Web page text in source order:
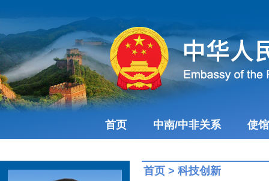
首页 中南/中非关系 使
首页 > 科技创新